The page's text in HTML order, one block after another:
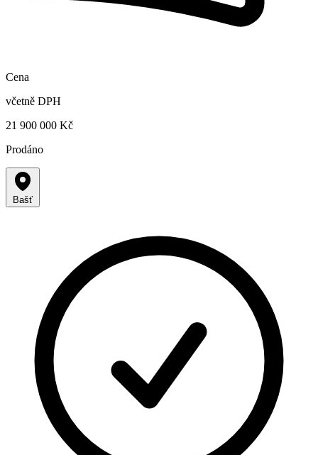
Cena
včetně DPH
21 900 000 Kč
Prodáno
Bašť